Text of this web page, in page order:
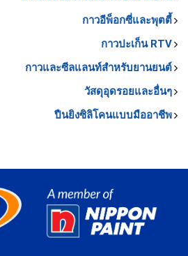
กาวอีพ็อกซี่และพุตตี้
กาวปะเก็น RTV
กาวและซีลแลนท์สำหรับยานยนต์
วัสดุอุดรอยและอื่นๆ
ปืนยิงซิลิโคนแบบมืออาชีพ